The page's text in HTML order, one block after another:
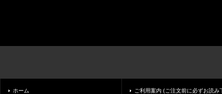
ホーム
ご利用案内 (ご注文前に必ずお読み